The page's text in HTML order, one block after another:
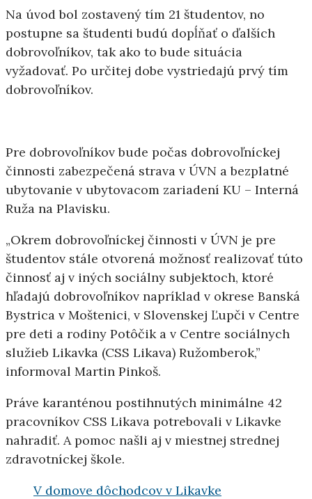
Na úvod bol zostavený tím 21 študentov, no
postupne sa študenti budú dopĺňať o ďalších
dobrovoľníkov, tak ako to bude situácia
vyžadovať. Po určitej dobe vystriedajú prvý tím
dobrovoľníkov.
Pre dobrovoľníkov bude počas dobrovoľníckej
činnosti zabezpečená strava v ÚVN a bezplatné
ubytovanie v ubytovacom zariadení KU – Interná
Ruža na Plavisku.
„Okrem dobrovoľníckej činnosti v ÚVN je pre
študentov stále otvorená možnosť realizovať túto
činnosť aj v iných sociálny subjektoch, ktoré
hľadajú dobrovoľníkov napríklad v okrese Banská
Bystrica v Moštenici, v Slovenskej Ľupči v Centre
pre deti a rodiny Potôčik a v Centre sociálnych
služieb Likavka (CSS Likava) Ružomberok,”
informoval Martin Pinkoš.
Práve karanténou postihnutých minimálne 42
pracovníkov CSS Likava potrebovali v Likavke
nahradiť. A pomoc našli aj v miestnej strednej
zdravotníckej škole.
V domove dôchodcov v Likavke